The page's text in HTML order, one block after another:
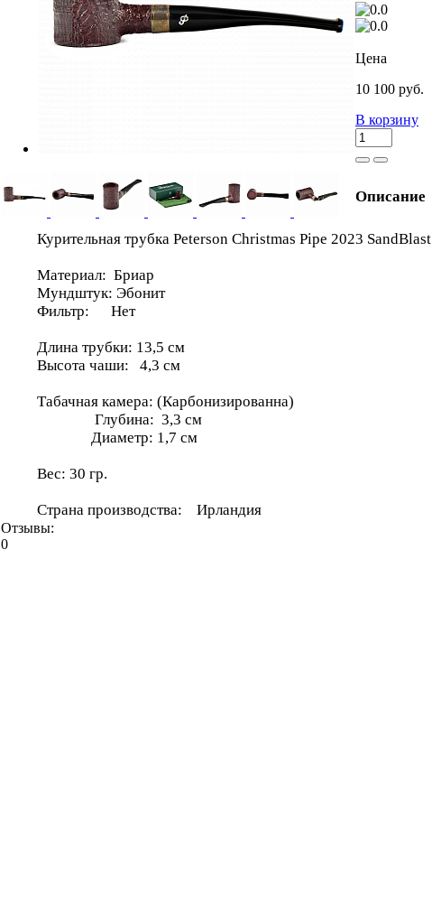
Цена
10 100 руб.
В корзину
Описание
Курительная трубка Peterson Christmas Pipe 2023 SandBlast
Материал: Бриар
Мундштук: Эбонит
Фильтр: Нет
Длина трубки: 13,5 см
Высота чаши: 4,3 см
Табачная камера: (Карбонизированна)
Глубина: 3,3 см
Диаметр: 1,7 см
Вес: 30 гр.
Страна производства: Ирландия
Отзывы:
0